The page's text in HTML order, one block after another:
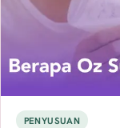
PENYUSUAN